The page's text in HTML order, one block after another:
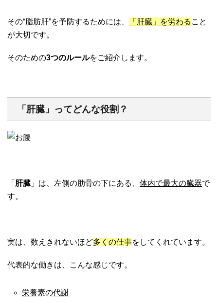
その“脂肪肝”を予防するためには、 「肝臓」を労わる こと
が大切です。
そのための3つのルールをご紹介します。
「肝臓」ってどんな役割？
「 肝臓 」は、左側の肋骨の下にある、 体内で最大の臓器で
す。
実は、数えきれないほど多くの仕事をしてくれています。
代表的な働きは、こんな感じです。
栄養素の代謝